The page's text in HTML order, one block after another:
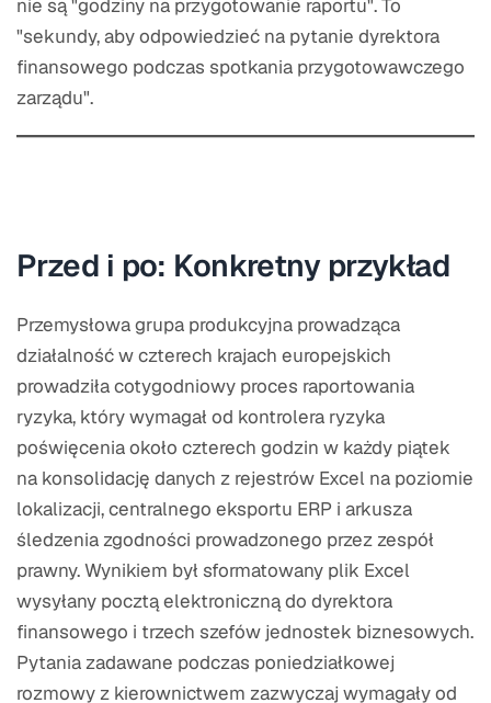
nie są "godziny na przygotowanie raportu". To
"sekundy, aby odpowiedzieć na pytanie dyrektora
finansowego podczas spotkania przygotowawczego
zarządu".
Przed i po: Konkretny przykład
Przemysłowa grupa produkcyjna prowadząca
działalność w czterech krajach europejskich
prowadziła cotygodniowy proces raportowania
ryzyka, który wymagał od kontrolera ryzyka
poświęcenia około czterech godzin w każdy piątek
na konsolidację danych z rejestrów Excel na poziomie
lokalizacji, centralnego eksportu ERP i arkusza
śledzenia zgodności prowadzonego przez zespół
prawny. Wynikiem był sformatowany plik Excel
wysyłany pocztą elektroniczną do dyrektora
finansowego i trzech szefów jednostek biznesowych.
Pytania zadawane podczas poniedziałkowej
rozmowy z kierownictwem zazwyczaj wymagały od